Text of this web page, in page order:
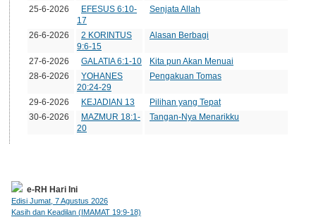
25-6-2026
EFESUS 6:10-
17
Senjata Allah
26-6-2026
2 KORINTUS
9:6-15
Alasan Berbagi
27-6-2026 GALATIA 6:1-10
Kita pun Akan Menuai
28-6-2026
YOHANES
20:24-29
Pengakuan Tomas
29-6-2026 KEJADIAN 13
Pilihan yang Tepat
30-6-2026
MAZMUR 18:1-
20
Tangan-Nya Menarikku
e-RH Hari Ini
Edisi Jumat, 7 Agustus 2026
Kasih dan Keadilan (IMAMAT 19:9-18)